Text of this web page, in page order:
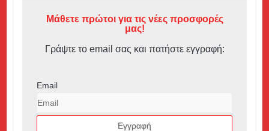
Μάθετε πρώτοι για τις νέες προσφορές
μας!
Γράψτε το email σας και πατήστε εγγραφή:
Email